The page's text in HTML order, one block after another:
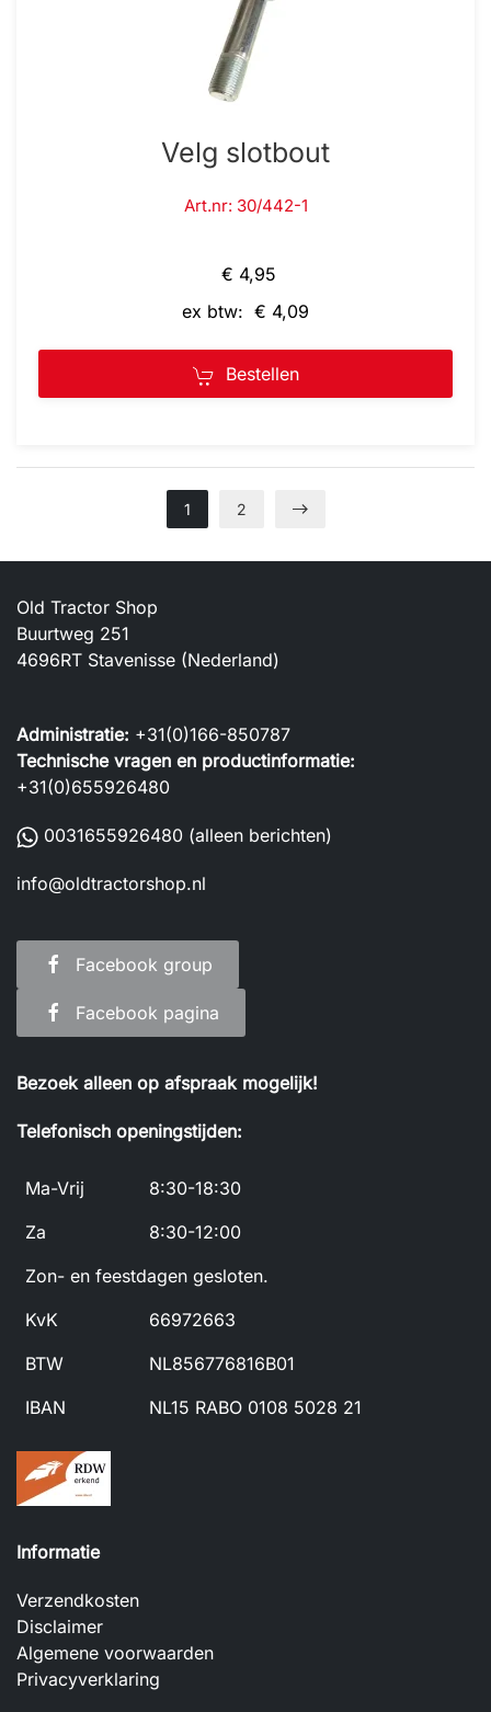
Velg slotbout
Art.nr: 30/442-1
€ 4,95
ex btw: € 4,09
Bestellen
1 2
Old Tractor Shop
Buurtweg 251
4696RT Stavenisse (Nederland)
Administratie: +31(0)166-850787
Technische vragen en productinformatie:
+31(0)655926480
0031655926480 (alleen berichten)
info@oldtractorshop.nl
Facebook group
Facebook pagina
Bezoek alleen op afspraak mogelijk!
Telefonisch openingstijden:
Ma-Vrij
8:30-18:30
Za
8:30-12:00
Zon- en feestdagen gesloten.
KvK
66972663
BTW
NL856776816B01
IBAN
NL15 RABO 0108 5028 21
Informatie
Verzendkosten
Disclaimer
Algemene voorwaarden
Privacyverklaring